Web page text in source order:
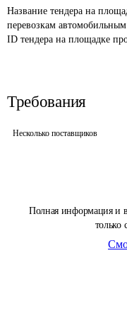
Полная информация и
только
Название тендера на
перевозкам
ID тендера на площадке
Требования
Несколько поставщиков